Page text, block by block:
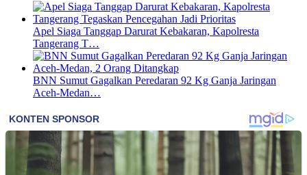
Apel Siaga Tanggap Darurat Kebakaran, Kapolresta
Tangerang T…
BNN Sumut Gagalkan Peredaran 92 Kg Ganja Jaringan
Aceh-Medan…